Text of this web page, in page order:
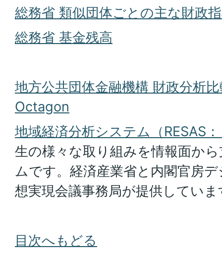
総務省 類似団体ごとの主な財政
総務省 基金残高
地方公共団体金融機構 財政分析
Octagon
地域経済分析システム（RESAS
生の様々な取り組みを情報面か
ムです。経済産業省と内閣官房
想実現会議事務局が提供していま
目次へもどる